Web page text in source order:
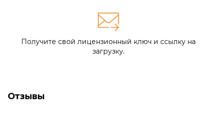
Получите свой лицензионный ключ и ссылку на
загрузку.
Отзывы